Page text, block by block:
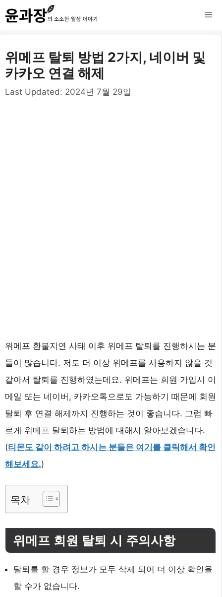
컨
텐
로
건
너
메
위메프 탈퇴 방법 2가지, 네이버 및
카카오 연결 해제
Last Updated: 2024년 7월 29일
위메프 환불지연 사태 이후 위메프 탈퇴를 진행하시는 분
들이 많습니다. 저도 더 이상 위메프를 사용하지 않을 것
같아서 탈퇴를 진행하였는데요. 위메프는 회원 가입시 이
메일 또는 네이버, 카카오톡으로도 가능하기 때문에 회원
탈퇴 후 연결 해제까지 진행하는 것이 좋습니다. 그럼 빠
르게 위메프 탈퇴하는 방법에 대해서 알아보겠습니다.
(티몬도 같이 하려고 하시는 분들은 여기를 클릭해서 확인
해보세요.)
목차
위메프 회원 탈퇴 시 주의사항
탈퇴를 할 경우 정보가 모두 삭제 되어 더 이상 확인을
할 수가 없습니다.